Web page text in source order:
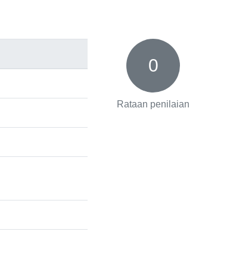
0
Rataan penilaian